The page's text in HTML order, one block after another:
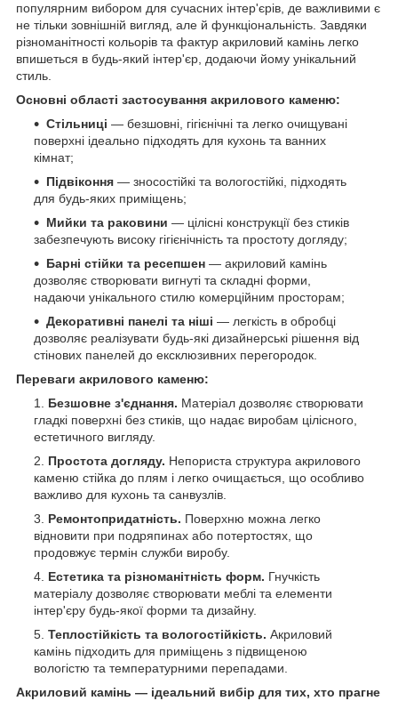
популярним вибором для сучасних інтер'єрів, де важливими є
не тільки зовнішній вигляд, але й функціональність. Завдяки
різноманітності кольорів та фактур акриловий камінь легко
впишеться в будь-який інтер'єр, додаючи йому унікальний
стиль.
Основні області застосування акрилового каменю:
Стільниці — безшовні, гігієнічні та легко очищувані
поверхні ідеально підходять для кухонь та ванних
кімнат;
Підвіконня — зносостійкі та вологостійкі, підходять
для будь-яких приміщень;
Мийки та раковини — цілісні конструкції без стиків
забезпечують високу гігієнічність та простоту догляду;
Барні стійки та ресепшен — акриловий камінь
дозволяє створювати вигнуті та складні форми,
надаючи унікального стилю комерційним просторам;
Декоративні панелі та ніші — легкість в обробці
дозволяє реалізувати будь-які дизайнерські рішення від
стінових панелей до ексклюзивних перегородок.
Переваги акрилового каменю:
Безшовне з'єднання. Матеріал дозволяє створювати
гладкі поверхні без стиків, що надає виробам цілісного,
естетичного вигляду.
Простота догляду. Непориста структура акрилового
каменю стійка до плям і легко очищається, що особливо
важливо для кухонь та санвузлів.
Ремонтопридатність. Поверхню можна легко
відновити при подряпинах або потертостях, що
продовжує термін служби виробу.
Естетика та різноманітність форм. Гнучкість
матеріалу дозволяє створювати меблі та елементи
інтер'єру будь-якої форми та дизайну.
Теплостійкість та вологостійкість. Акриловий
камінь підходить для приміщень з підвищеною
вологістю та температурними перепадами.
Акриловий камінь — ідеальний вибір для тих, хто прагне